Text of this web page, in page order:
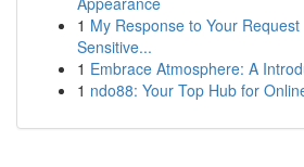
1 My Response to Your
Sensitive...
1 Embrace Atmosphere: A
1 ndo88: Your Top Hub for